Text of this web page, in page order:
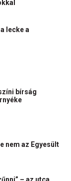
lecke a
bírság
nem az Egyesült